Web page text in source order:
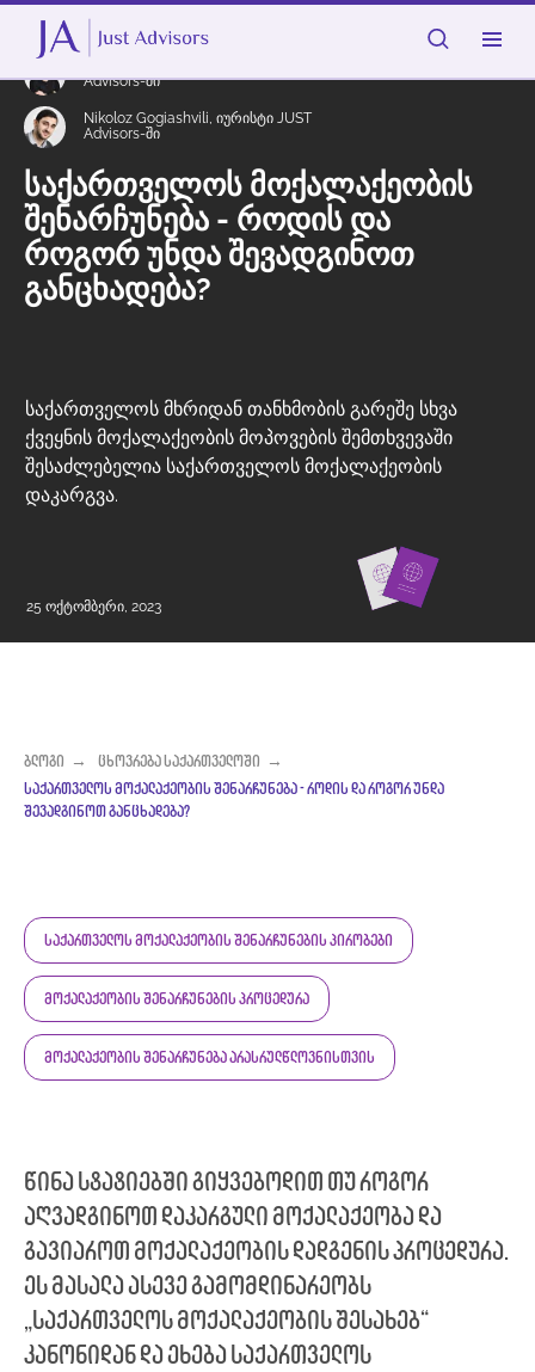
Error get alias
საქართველოს მოქალაქეობის
შენარჩუნება - როდის და
როგორ უნდა შევადგინოთ
განცხადება?
საქართველოს მხრიდან თანხმობის გარეშე სხვა
ქვეყნის მოქალაქეობის მოპოვების შემთხვევაში
შესაძლებელია საქართველოს მოქალაქეობის
დაკარგვა.
25 ოქტომბერი, 2023
Advisors-ში
Nikoloz Gogiashvili, იურისტი JUST
Advisors-ში
ბლოგი → ცხოვრება საქართველოში →
საქართველოს მოქალაქეობის შენარჩუნება - როდის და როგორ უნდა
შევადგინოთ განცხადება?
საქართველოს მოქალაქეობის შენარჩუნების პირობები
მოქალაქეობის შენარჩუნების პროცედურა
მოქალაქეობის შენარჩუნება არასრულწლოვნისთვის
წინა სტატიებში გიყვებოდით თუ როგორ
აღვადგინოთ დაკარგული მოქალაქეობა და
გავიაროთ მოქალაქეობის დადგენის პროცედურა.
ეს მასალა ასევე გამომდინარეობს
„საქართველოს მოქალაქეობის შესახებ“
კანონიდან და ეხება საქართველოს